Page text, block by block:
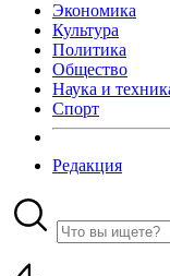
Экономика
Культура
Политика
Общество
Наука и
Спорт
Редакция